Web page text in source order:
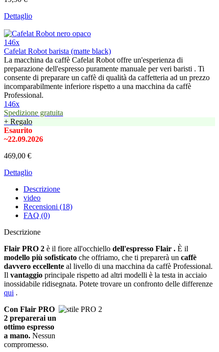
Dettaglio
146x
Cafelat Robot barista (matte black)
La macchina da caffè Cafelat Robot offre un'esperienza di
preparazione dell'espresso puramente manuale per veri baristi . Ti
consente di preparare un caffè di qualità da caffetteria ad un prezzo
incomparabilmente inferiore rispetto a una macchina da caffè
Professional.
146x
Spedizione gratuita
+ Regalo
Esaurito
~22.09.2026
469,00 €
Dettaglio
Descrizione
video
Recensioni (18)
FAQ (0)
Descrizione
Flair PRO 2 è il fiore all'occhiello dell'espresso Flair . È il
modello più sofisticato che offriamo, che ti preparerà un caffè
davvero eccellente al livello di una macchina da caffè Professional.
Il vantaggio principale rispetto ad altri modelli è la testa in acciaio
inossidabile ridisegnata. Potete trovare un confronto delle differenze
qui .
Con Flair PRO
2 preparerai un
ottimo espresso
a mano. Nessun
compromesso.